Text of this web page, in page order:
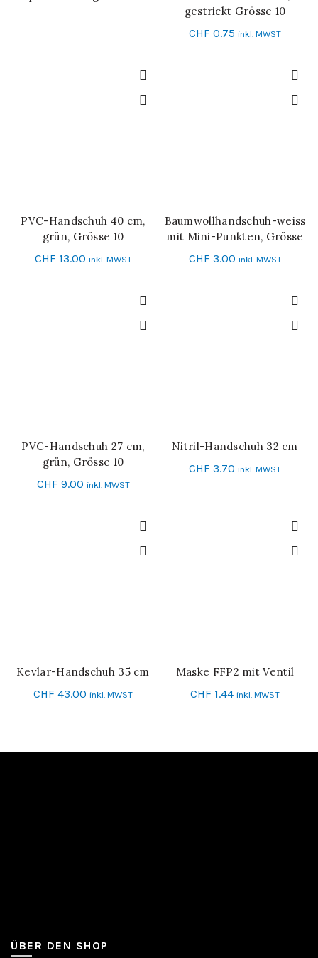
gestrickt Grösse 10
CHF 0.75 inkl. MWST
IN DEN WARENKORB
PVC-Handschuh 40 cm,
grün, Grösse 10
CHF 13.00 inkl. MWST
IN DEN WARENKORB
Baumwollhandschuh-weiss
mit Mini-Punkten, Grösse
10
CHF 3.00 inkl. MWST
IN DEN WARENKORB
PVC-Handschuh 27 cm,
grün, Grösse 10
CHF 9.00 inkl. MWST
SCHNELL-EINKAUF
Nitril-Handschuh 32 cm
CHF 3.70 inkl. MWST
IN DEN WARENKORB
Kevlar-Handschuh 35 cm
CHF 43.00 inkl. MWST
IN DEN WARENKORB
Maske FFP2 mit Ventil
CHF 1.44 inkl. MWST
ÜBER DEN SHOP